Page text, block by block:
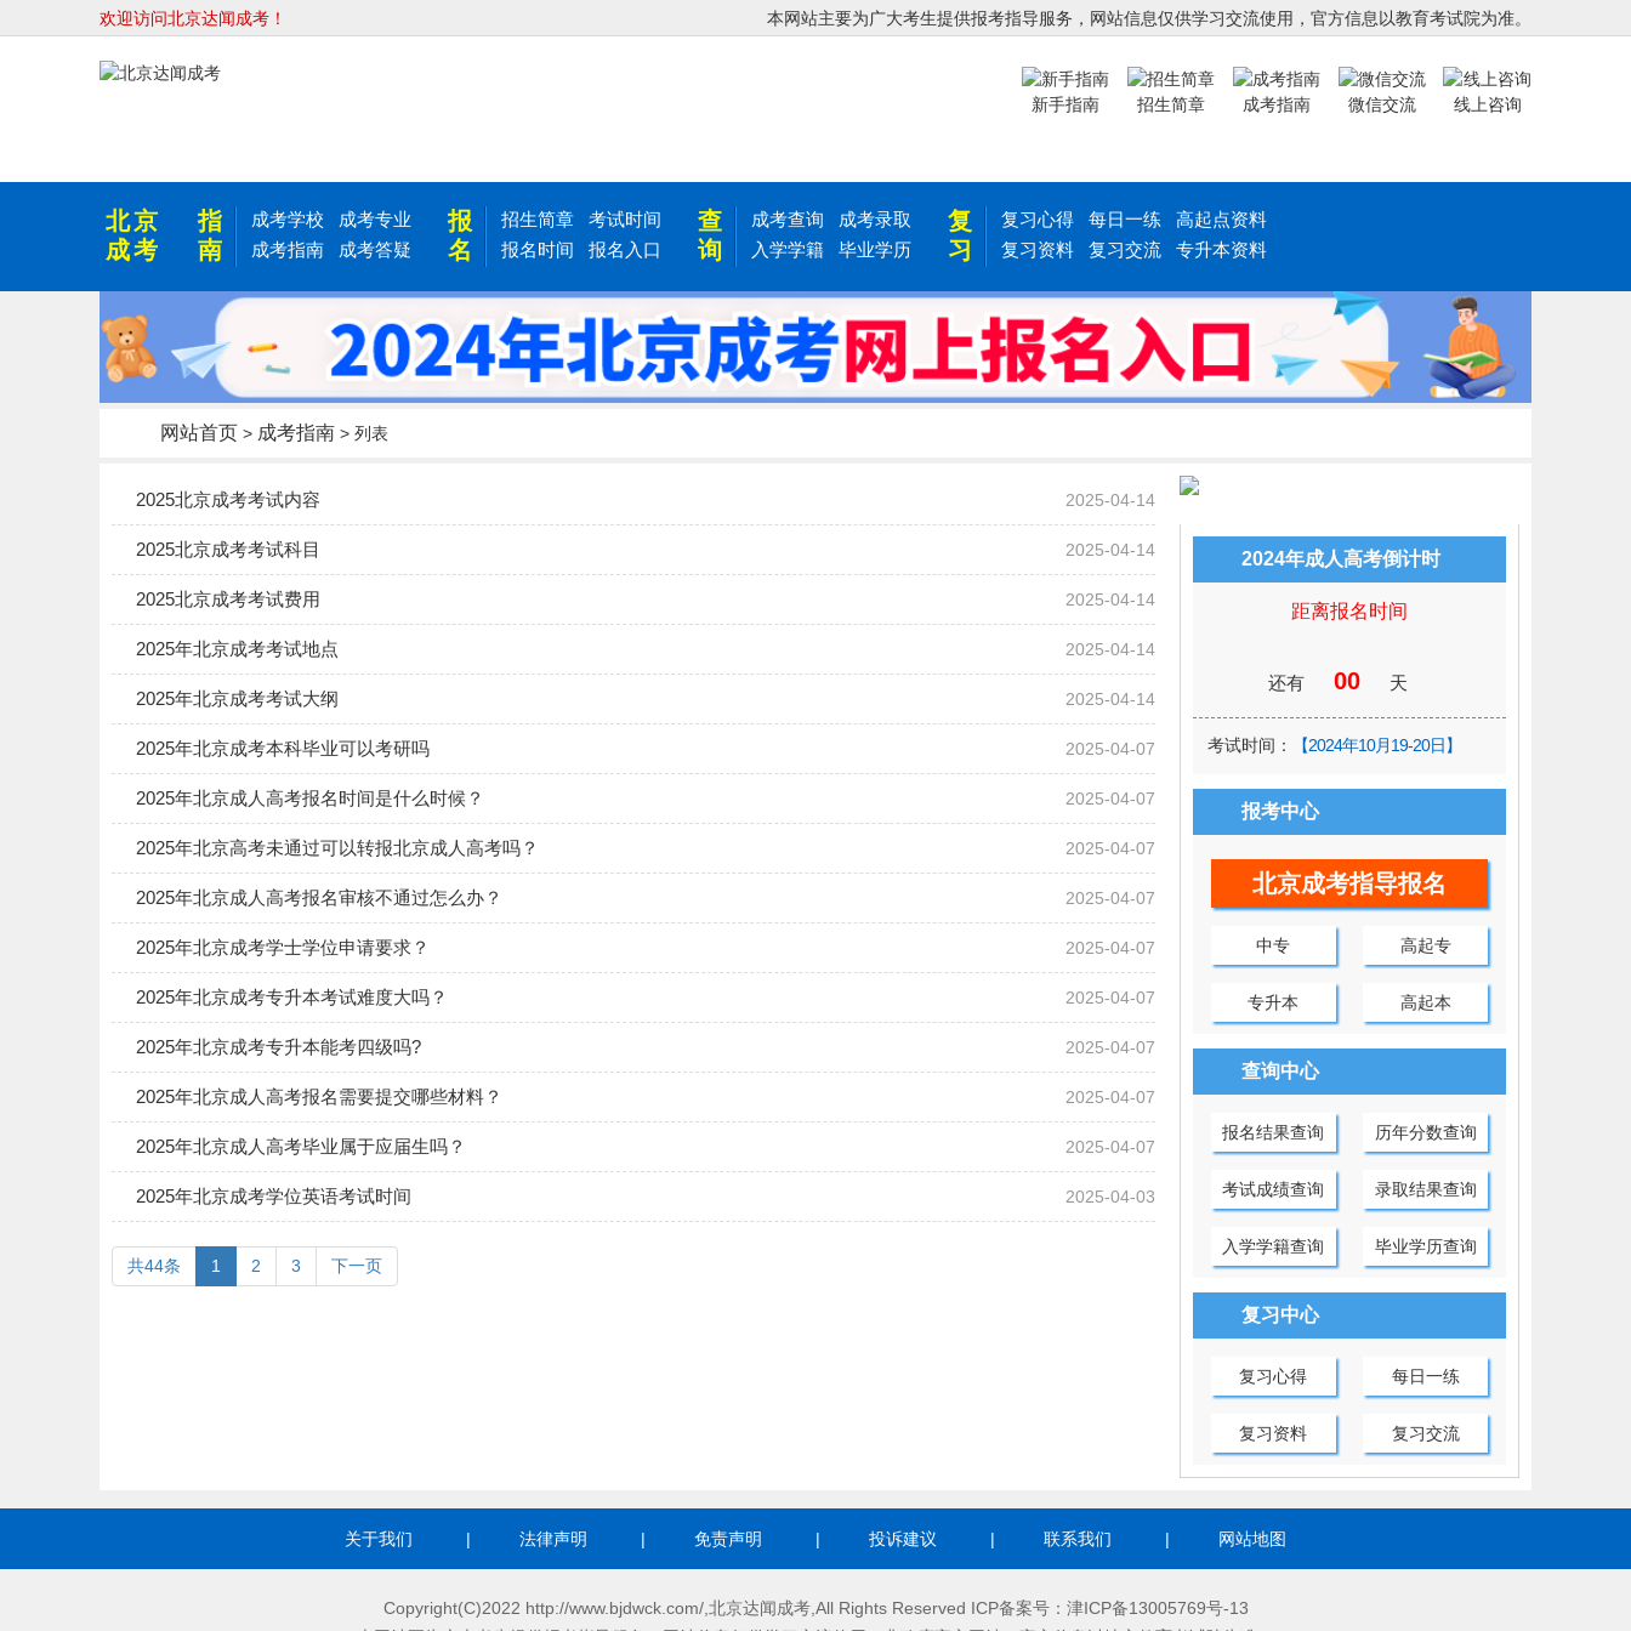
欢迎访问北京达闻成考！ 本网站主要为广大考生提供报考指导服务，网站信息仅供学习交流使用，官方信息以教育考试院为准。
新手指南 招生简章 成考指南 微信交流 线上咨询
北京
成考
指
南
成考学校
成考专业
成考指南
成考答疑
报
名
招生简章
考试时间
报名时间
报名入口
查
询
成考查询
成考录取
入学学籍
毕业学历
复
习
复习心得 每日一练
高起点资料
复习资料
复习交流 专升本资料
网站首页 > 成考指南 > 列表
2025-04-14
2025北京成考考试内容
2025-04-14
2025北京成考考试科目
2025-04-14
2025北京成考考试费用
2025-04-14
2025年北京成考考试地点
2025-04-14
2025年北京成考考试大纲
2025-04-07
2025年北京成考本科毕业可以考研吗
2025-04-07
2025年北京成人高考报名时间是什么时候？
2025-04-07
2025年北京高考未通过可以转报北京成人高考吗？
2025-04-07
2025年北京成人高考报名审核不通过怎么办？
2025-04-07
2025年北京成考学士学位申请要求？
2025-04-07
2025年北京成考专升本考试难度大吗？
2025-04-07
2025年北京成考专升本能考四级吗?
2025-04-07
2025年北京成人高考报名需要提交哪些材料？
2025-04-07
2025年北京成人高考毕业属于应届生吗？
2025-04-03
2025年北京成考学位英语考试时间
共44条 1 2 3 下一页
2024年成人高考倒计时
距离报名时间
还有 00 天
考试时间： 【2024年10月19-20日】
报考中心
北京成考指导报名
中专 高起专
专升本 高起本
查询中心
报名结果查询 历年分数查询
考试成绩查询 录取结果查询
入学学籍查询 毕业学历查询
复习中心
复习心得 每日一练
复习资料 复习交流
关于我们 | 法律声明 | 免责声明 | 投诉建议 | 联系我们 | 网站地图
Copyright(C)2022 http://www.bjdwck.com/,北京达闻成考,All Rights Reserved ICP备案号： 津ICP备13005769号-13